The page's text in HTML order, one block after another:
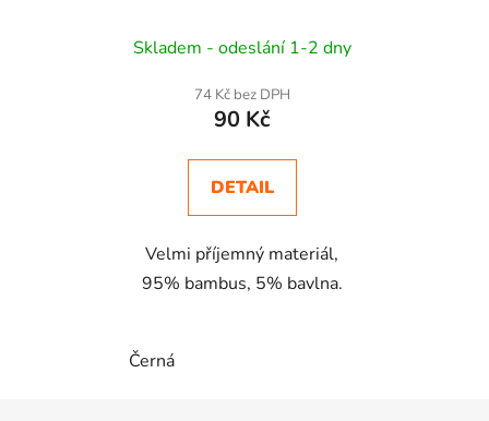
Skladem - odeslání 1-2 dny
74 Kč bez DPH
90 Kč
DETAIL
Velmi příjemný materiál,
95% bambus, 5% bavlna.
Černá